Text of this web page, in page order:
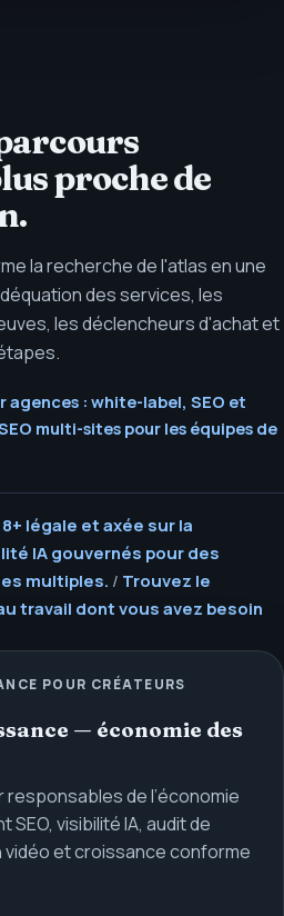
proche de
la recherche de l'atlas en une
des services, les
les déclencheurs d'achat et
agences : white-label, SEO et
multi-sites pour les équipes de
légale et axée sur la
IA gouvernés pour des
multiples. / Trouvez le
travail dont vous avez besoin
POUR CRÉATEURS
— économie des
de l’économie
visibilité IA, audit de
et croissance conforme